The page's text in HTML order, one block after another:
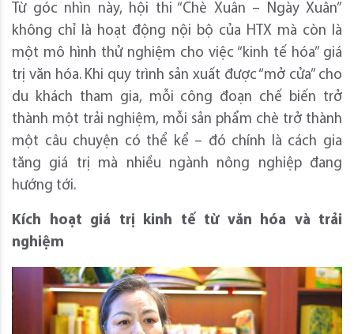
Từ góc nhìn này, hội thi “Chè Xuân – Ngày Xuân”
không chỉ là hoạt động nội bộ của HTX mà còn là
một mô hình thử nghiệm cho việc “kinh tế hóa” giá
trị văn hóa. Khi quy trình sản xuất được “mở cửa” cho
du khách tham gia, mỗi công đoạn chế biến trở
thành một trải nghiệm, mỗi sản phẩm chè trở thành
một câu chuyện có thể kể – đó chính là cách gia
tăng giá trị mà nhiều ngành nông nghiệp đang
hướng tới.
Kích hoạt giá trị kinh tế từ văn hóa và trải
nghiệm